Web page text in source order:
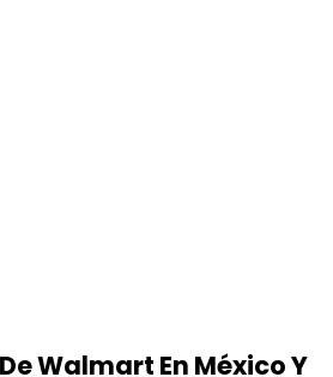
Walmart En México Y